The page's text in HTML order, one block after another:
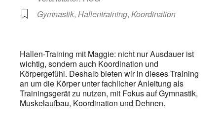
Gymnastik,Hallentraining,Koordination
Hallen-Training mit Maggie: nicht nur Ausdauer ist
wichtig, sondern auch Koordination und
Körpergefühl. Deshalb bieten wir in dieses Training
an um die Körper unter fachlicher Anleitung als
Trainingsgerät zu nutzen, mit Fokus auf Gymnastik,
Muskelaufbau, Koordination und Dehnen.